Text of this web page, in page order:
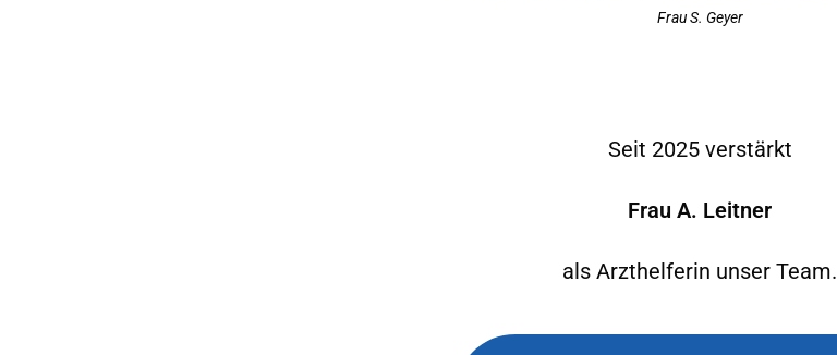
Frau S. Geyer
Seit 2025 verstärkt
Frau A. Leitner
als Arzthelferin unser Team.